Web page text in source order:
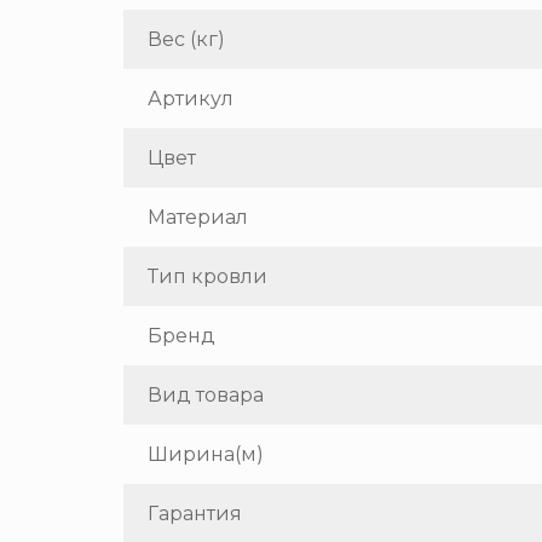
Вес (кг)
Артикул
Цвет
Материал
Тип кровли
Бренд
Вид товара
Ширина(м)
Гарантия